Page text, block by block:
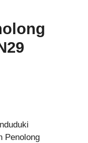
Penolong